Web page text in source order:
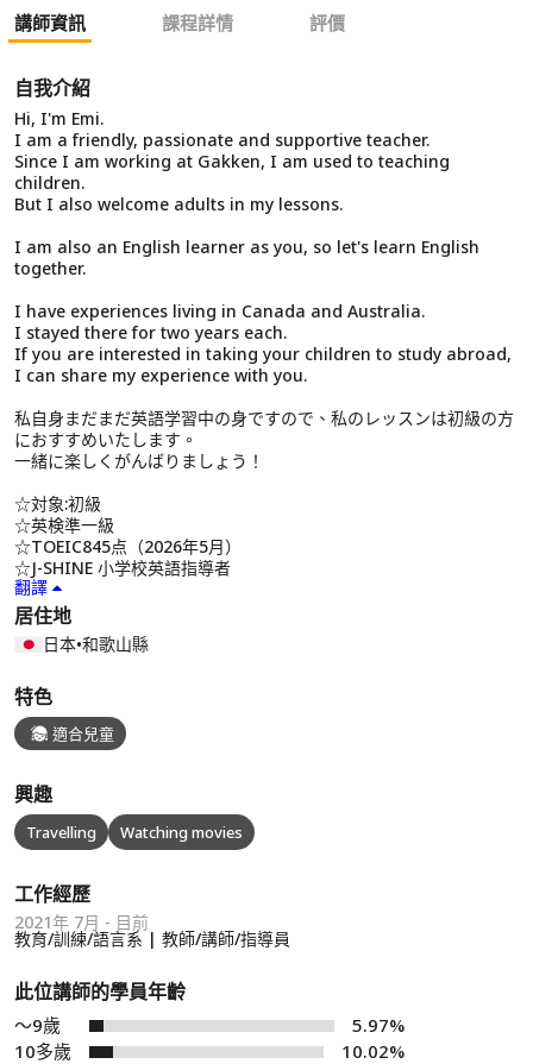
講師資訊 課程詳情 評價
自我介紹
Hi, I'm Emi.
I am a friendly, passionate and supportive teacher.
Since I am working at Gakken, I am used to teaching
children.
But I also welcome adults in my lessons.
I am also an English learner as you, so let's learn English
together.
I have experiences living in Canada and Australia.
I stayed there for two years each.
If you are interested in taking your children to study abroad,
I can share my experience with you.
私自身まだまだ英語学習中の身ですので、私のレッスンは初級の方
におすすめいたします。
一緒に楽しくがんばりましょう！
☆対象:初級
☆英検準一級
☆TOEIC845点（2026年5月）
☆J-SHINE 小学校英語指導者
翻譯
居住地
日本•和歌山縣
特色
適合兒童
興趣
Travelling Watching movies
工作經歷
2021年 7月 - 目前
教育/訓練/語言系 | 教師/講師/指導員
此位講師的學員年齡
～9歲
5.97%
10多歲
10.02%